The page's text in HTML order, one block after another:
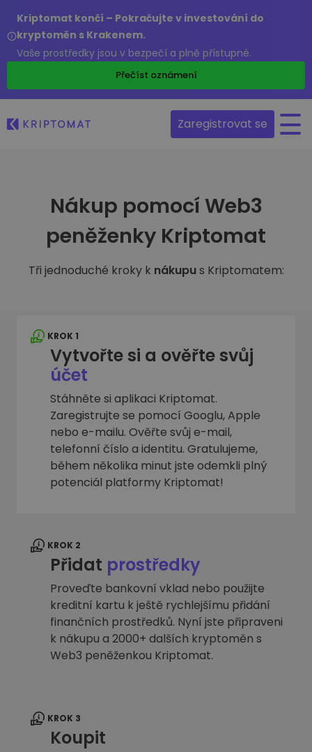
Kriptomat končí – Pokračujte v investování do
kryptoměn s Krakenem.
Vaše prostředky jsou v bezpečí a plně přístupné.
Přečíst oznámení
Zaregistrovat se
Nákup pomocí Web3
peněženky Kriptomat
Tři jednoduché kroky k nákupus Kriptomatem:
KROK 1
Vytvořte si a ověřte svůj
účet
Stáhněte si aplikaci Kriptomat.
Zaregistrujte se pomocí Googlu, Apple
nebo e-mailu. Ověřte svůj e-mail,
telefonní číslo a identitu. Gratulujeme,
během několika minut jste odemkli plný
potenciál platformy Kriptomat!
KROK 2
Přidat prostředky
Proveďte bankovní vklad nebo použijte
kreditní kartu k ještě rychlejšímu přidání
finančních prostředků. Nyní jste připraveni
k nákupu a 2000+ dalších kryptoměn s
Web3 peněženkou Kriptomat.
KROK 3
Koupit